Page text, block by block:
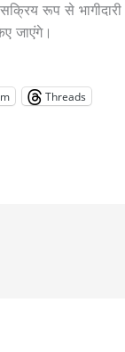
रूप से भागीदारी
जाएंगे।
Threads